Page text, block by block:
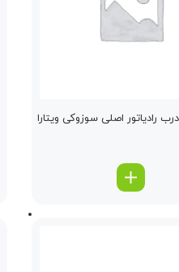
رادیاتور اصلی سوزوکی ویتارا